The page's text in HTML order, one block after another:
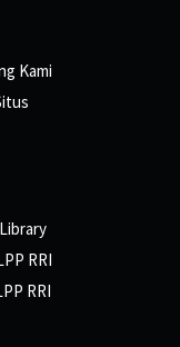
Kami
RRI
RRI